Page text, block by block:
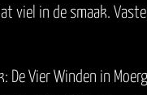
viel in de smaak.
De Vier Winden in